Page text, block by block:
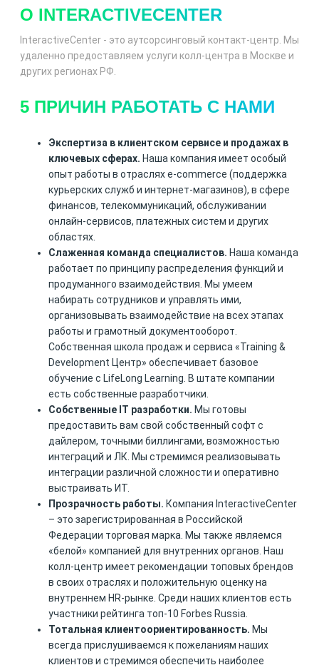
О INTERACTIVECENTER
InteractiveCenter - это аутсорсинговый контакт-центр. Мы
удаленно предоставляем услуги колл-центра в Москве и
других регионах РФ.
5 ПРИЧИН РАБОТАТЬ С НАМИ
Экспертиза в клиентском сервисе и продажах в
ключевых сферах. Наша компания имеет особый
опыт работы в отраслях e-commerce (поддержка
курьерских служб и интернет-магазинов), в сфере
финансов, телекоммуникаций, обслуживании
онлайн-сервисов, платежных систем и других
областях.
Слаженная команда специалистов. Наша команда
работает по принципу распределения функций и
продуманного взаимодействия. Мы умеем
набирать сотрудников и управлять ими,
организовывать взаимодействие на всех этапах
работы и грамотный документооборот.
Собственная школа продаж и сервиса «Training &
Development Центр» обеспечивает базовое
обучение с LifeLong Learning. В штате компании
есть собственные разработчики.
Собственные IT разработки. Мы готовы
предоставить вам свой собственный софт с
дайлером, точными биллингами, возможностью
интеграций и ЛК. Мы стремимся реализовывать
интеграции различной сложности и оперативно
выстраивать ИТ.
Прозрачность работы. Компания InteractiveCenter
– это зарегистрированная в Российской
Федерации торговая марка. Мы также являемся
«белой» компанией для внутренних органов. Наш
колл-центр имеет рекомендации топовых брендов
в своих отраслях и положительную оценку на
внутреннем HR-рынке. Среди наших клиентов есть
участники рейтинга топ-10 Forbes Russia.
Тотальная клиентоориентированность. Мы
всегда прислушиваемся к пожеланиям наших
клиентов и стремимся обеспечить наиболее